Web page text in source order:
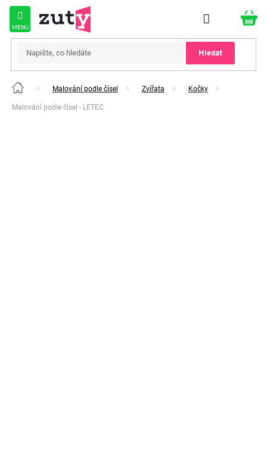
Přejít
obsah
Hledat
Domů Malování podle čísel Zvířata Kočky
Malování podle čísel - LETEC